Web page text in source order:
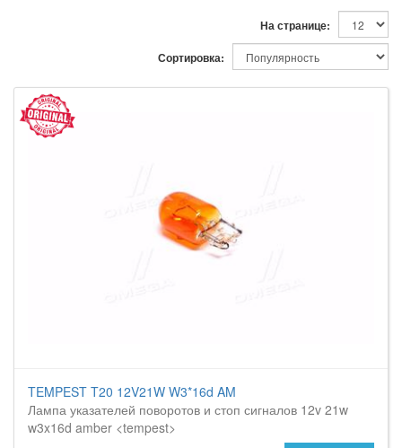
На странице:
Сортировка:
TEMPEST T20 12V21W W3*16d AM
Лампа указателей поворотов и стоп сигналов 12v 21w
w3x16d amber <tempest>